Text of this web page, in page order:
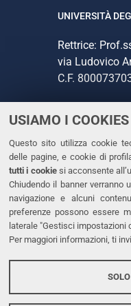
USIAMO I COOKIES
Questo sito utilizza cookie
delle pagine, e cookie di
tutti i cookiesi acconsente
Chiudendo il banner
navigazione e alcuni
preferenze possono essere
laterale "Gestisci impostazioni
Per maggiori informazioni, ti
UNIVERSITÀ
Rettrice:
via Ludovico
C.F.
CONTATTI
Tel. +39 0532
Fax. +39 0532
PEC
LINKS
Protezione